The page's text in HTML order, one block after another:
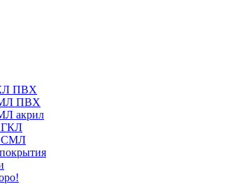
ПВХ
ПВХ
акрил
ГКЛ
СМЛ